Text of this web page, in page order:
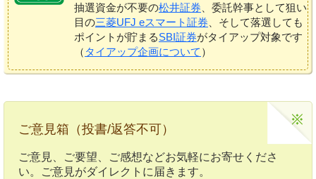
抽選資金が不要の松井証券、委託幹事として狙い
目の三菱UFJ eスマート証券、そして落選しても
ポイントが貯まるSBI証券がタイアップ対象です
（ タイアップ企画について ）
ご意見箱（投書/返答不可）
ご意見、ご要望、ご感想などお気軽にお寄せくださ
い。ご意見がダイレクトに届きます。